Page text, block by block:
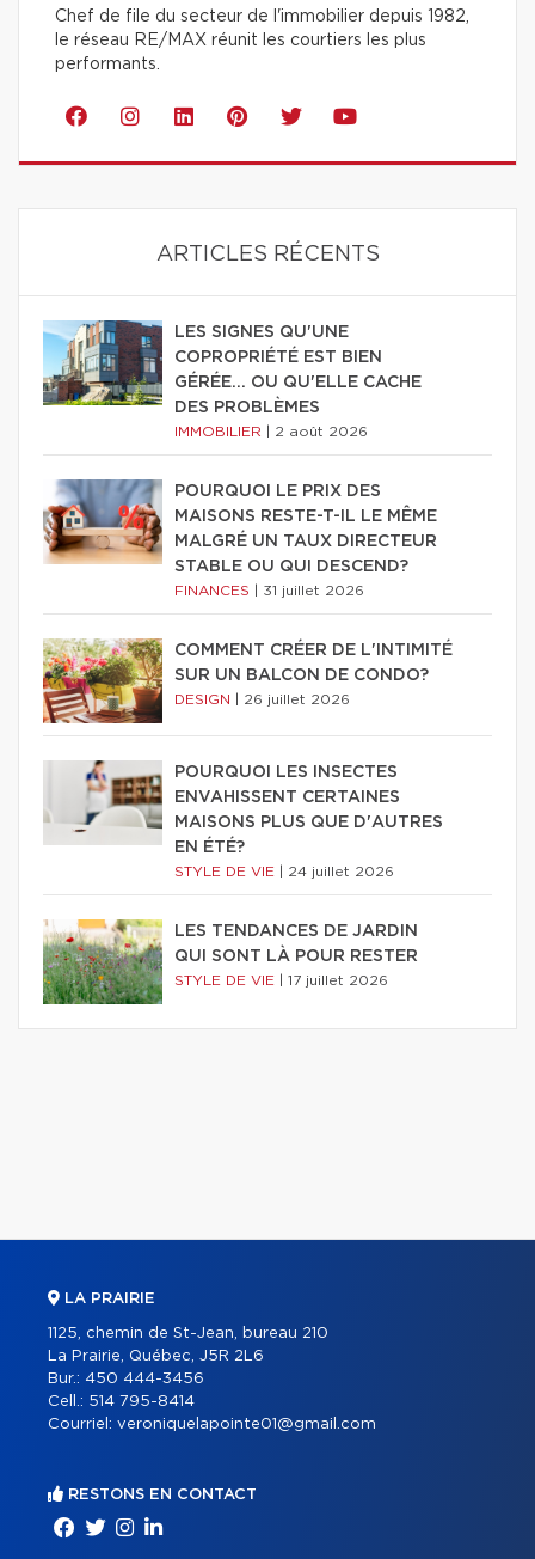
Chef de file du secteur de l'immobilier depuis 1982,
le réseau RE/MAX réunit les courtiers les plus
performants.
ARTICLES RÉCENTS
LES SIGNES QU'UNE
COPROPRIÉTÉ EST BIEN
GÉRÉE… OU QU'ELLE CACHE
DES PROBLÈMES
IMMOBILIER 2 août 2026
POURQUOI LE PRIX DES
MAISONS RESTE-T-IL LE MÊME
MALGRÉ UN TAUX DIRECTEUR
STABLE OU QUI DESCEND?
FINANCES 31 juillet 2026
COMMENT CRÉER DE L'INTIMITÉ
SUR UN BALCON DE CONDO?
DESIGN 26 juillet 2026
POURQUOI LES INSECTES
ENVAHISSENT CERTAINES
MAISONS PLUS QUE D'AUTRES
EN ÉTÉ?
STYLE DE VIE 24 juillet 2026
LES TENDANCES DE JARDIN
QUI SONT LÀ POUR RESTER
STYLE DE VIE 17 juillet 2026
LA PRAIRIE
1125, chemin de St-Jean, bureau 210
La Prairie, Québec, J5R 2L6
Bur.: 450 444-3456
Cell.: 514 795-8414
Courriel: veroniquelapointe01@gmail.com
RESTONS EN CONTACT